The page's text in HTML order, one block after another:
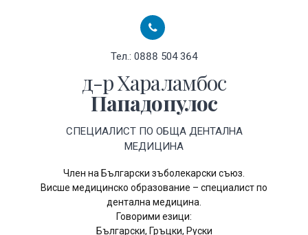
Тел.: 0888 504 364
д-р Хараламбос
Пападопулос
СПЕЦИАЛИСТ ПО ОБЩА ДЕНТАЛНА
МЕДИЦИНА
Член на Български зъболекарски съюз.
Висше медицинско образование – специалист по
дентална медицина.
Говорими езици:
Български, Гръцки, Руски